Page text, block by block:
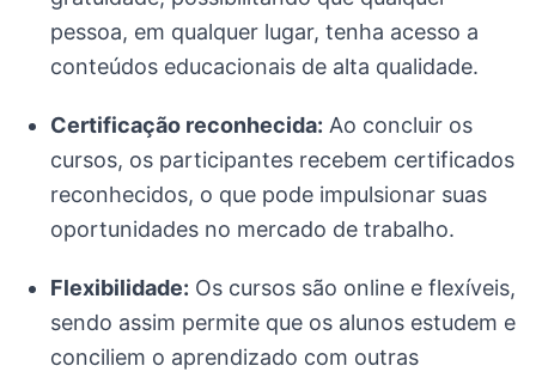
pessoa, em qualquer lugar, tenha acesso a
conteúdos educacionais de alta qualidade.
Certificação reconhecida: Ao concluir os
cursos, os participantes recebem certificados
reconhecidos, o que pode impulsionar suas
oportunidades no mercado de trabalho.
Flexibilidade: Os cursos são online e flexíveis,
sendo assim permite que os alunos estudem e
conciliem o aprendizado com outras